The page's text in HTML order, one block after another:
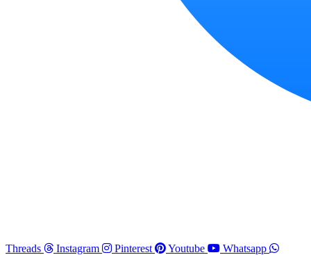
Threads Instagram Pinterest Youtube Whatsapp